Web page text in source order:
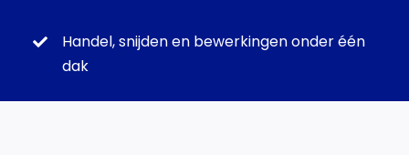
Handel, snijden en bewerkingen onder één
dak